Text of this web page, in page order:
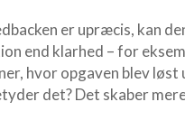
er upræcis, kan
end klarhed – for
hvor opgaven blev løst
det? Det skaber